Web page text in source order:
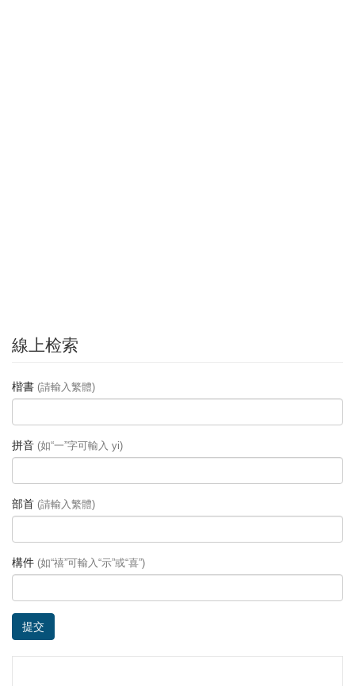
線上检索
楷書 (請輸入繁體)
拼音 (如“一”字可輸入 yi)
部首 (請輸入繁體)
構件 (如“禧”可輸入“示”或“喜”)
提交